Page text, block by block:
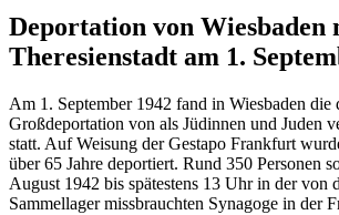
Deportation von Wiesbaden
Theresienstadt am 1.
Am 1. September 1942 fand in Wiesbaden die
Großdeportation von als Jüdinnen und Juden
statt. Auf Weisung der Gestapo Frankfurt
über 65 Jahre deportiert. Rund 350 Personen
August 1942 bis spätestens 13 Uhr in der von
Sammellager missbrauchten Synagoge in der